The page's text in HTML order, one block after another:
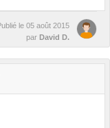
le 05 août 2015
par David D.